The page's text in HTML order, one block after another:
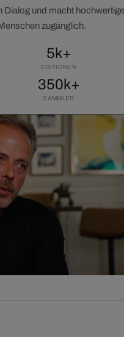
Dialog und macht hochwertige
zugänglich.
5k+
EDITIONEN
350k+
SAMMLER